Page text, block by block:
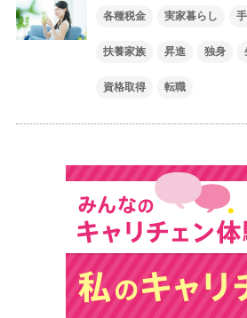
各種税金 実家暮らし
扶養家族 昇進 独身
資格取得 転職